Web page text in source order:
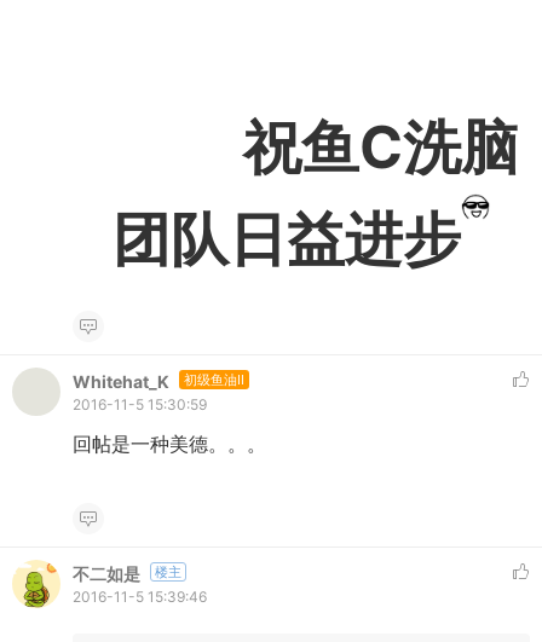
祝鱼C洗脑
团队日益进步
Whitehat_K 初级鱼油II
2016-11-5 15:30:59
回帖是一种美德。。。
不二如是 楼主
2016-11-5 15:39:46